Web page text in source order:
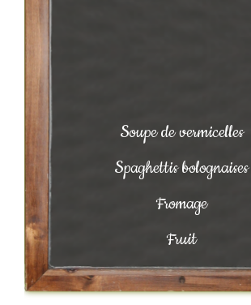
Soupe de vermicelles
Spaghettis bolognaises
Fromage
Fruit